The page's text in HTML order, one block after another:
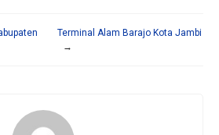
Terminal Alam Barajo Kota Jambi
→